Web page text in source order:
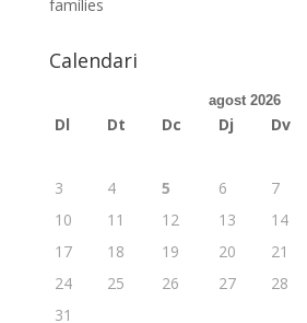
famílies
Calendari
agost 2026
Dl Dt Dc Dj Dv
3
4 5 6 7
10
11 12 13 14
17
18 19 20 21
24
25 26 27 28
31